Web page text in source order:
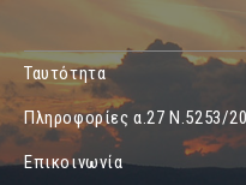
Ταυτότητα
Πληροφορίες α.27 Ν.5253/
Επικοινωνία